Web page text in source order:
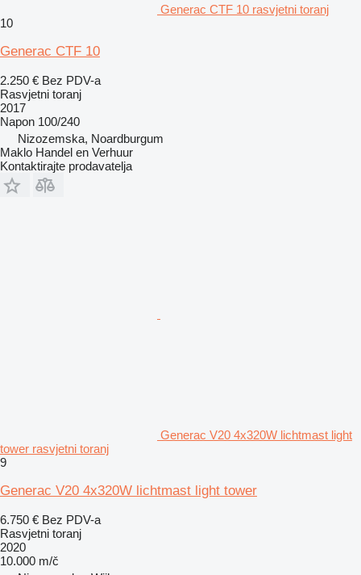
Generac CTF 10 rasvjetni toranj
10
Generac CTF 10
2.250 € Bez PDV-a
Rasvjetni toranj
2017
Napon 100/240
Nizozemska, Noardburgum
Maklo Handel en Verhuur
Kontaktirajte prodavatelja
Generac V20 4x320W lichtmast light
tower rasvjetni toranj
9
Generac V20 4x320W lichtmast light tower
6.750 € Bez PDV-a
Rasvjetni toranj
2020
10.000 m/č